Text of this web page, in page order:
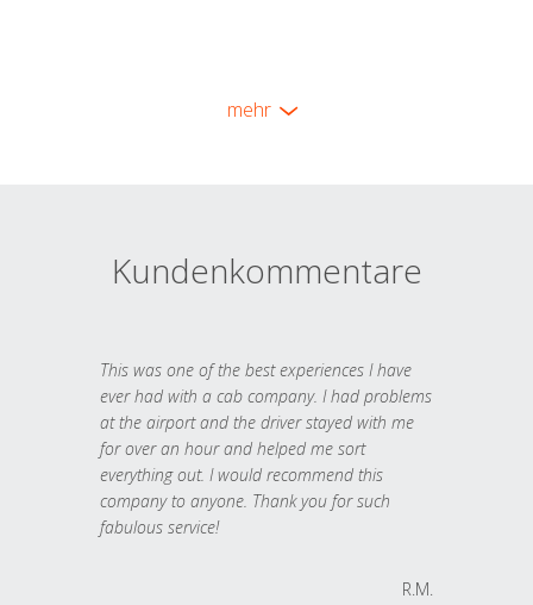
mehr
Kundenkommentare
This was one of the best experiences I have
ever had with a cab company. I had problems
at the airport and the driver stayed with me
for over an hour and helped me sort
everything out. I would recommend this
company to anyone. Thank you for such
fabulous service!
R.M.